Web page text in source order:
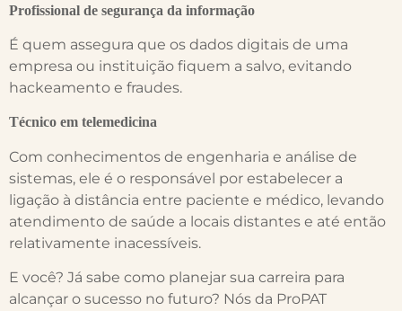
Profissional de segurança da informação
É quem assegura que os dados digitais de uma
empresa ou instituição fiquem a salvo, evitando
hackeamento e fraudes.
Técnico em telemedicina
Com conhecimentos de engenharia e análise de
sistemas, ele é o responsável por estabelecer a
ligação à distância entre paciente e médico, levando
atendimento de saúde a locais distantes e até então
relativamente inacessíveis.
E você? Já sabe como planejar sua carreira para
alcançar o sucesso no futuro? Nós da ProPAT